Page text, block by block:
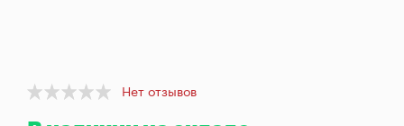
графины
Домашнее
Item
Нет отзывов